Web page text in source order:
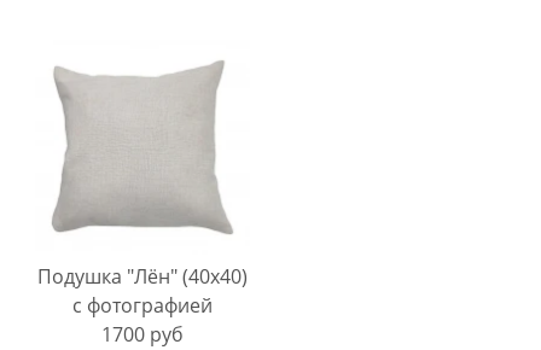
Подушка "Лён" (40х40)
с фотографией
1700 руб